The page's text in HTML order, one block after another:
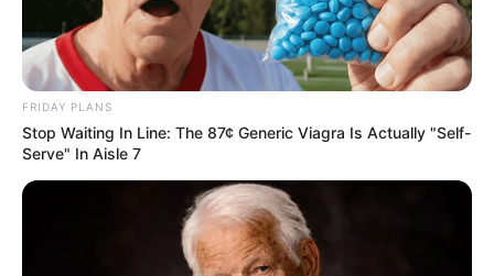
FRIDAY PLANS
Stop Waiting In Line: The 87¢ Generic Viagra Is Actually "Self-
Serve" In Aisle 7